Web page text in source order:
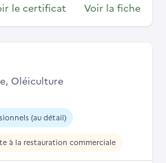
le certificat Voir la fiche
Oléiculture
(au détail)
à la restauration commerciale